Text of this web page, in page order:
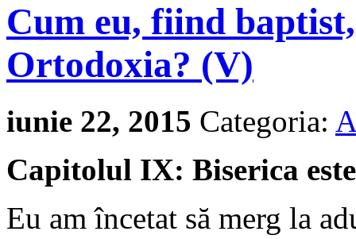
Cum eu, fiind
Ortodoxia? (V)
iunie 22, 2015 Categoria:
Capitolul IX: Biserica
Eu am încetat să merg la